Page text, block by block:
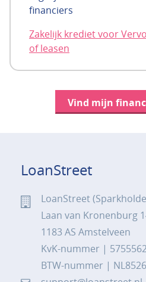
financiers
Zakelijk krediet voor
of leasen
Vind mijn
LoanStreet
LoanStreet
Laan van Kronenburg
1183 AS Amstelveen
KvK-nummer |
BTW-nummer |